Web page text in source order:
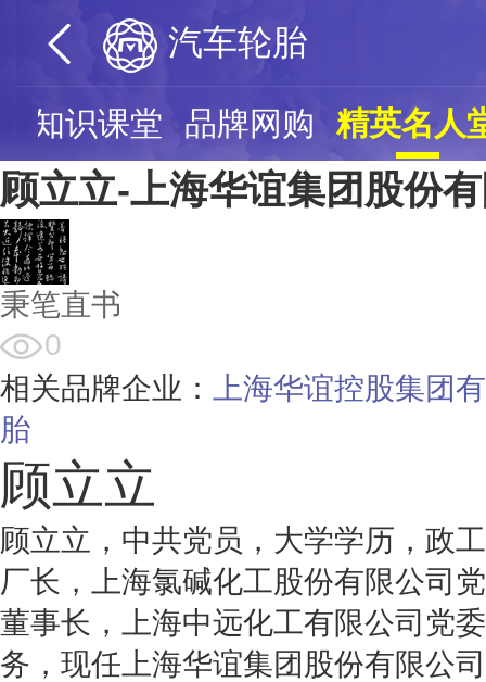
汽车轮胎
知识课堂 品牌网购 精英名人
顾立立-上海华谊集团股份
秉笔直书
0
相关品牌企业：
上海华谊控股集团
胎
顾立立
顾立立，中共党员，大学学历，政
厂长，上海氯碱化工股份有限公司
董事长，上海中远化工有限公司党
务，现任上海华谊集团股份有限公